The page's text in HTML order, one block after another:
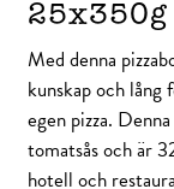
25x350g
Med denna
kunskap och lång
egen pizza.
tomatsås och är
hotell och